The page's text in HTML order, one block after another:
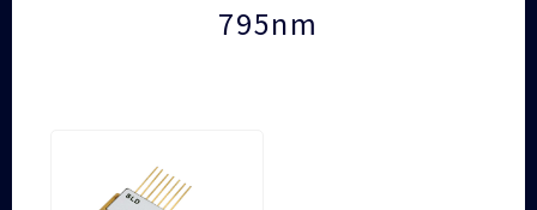
795nm